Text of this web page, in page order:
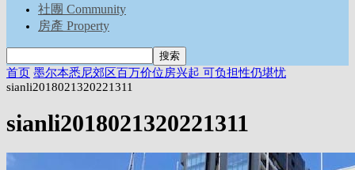
社團 Community
房產 Property
首页 墨尔本悉尼郊区百万价位房兴起 可负担性仍堪忧
sianli2018021320221311
sianli2018021320221311